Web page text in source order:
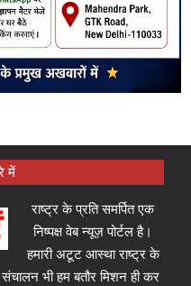
में
राष्ट्र के प्रति समर्पित एक
निष्पक्ष वेब न्यूज़ पोर्टल है।
हमारी अटूट आस्था राष्ट्र के
संचालन भी हम बतौर मिशन ही कर